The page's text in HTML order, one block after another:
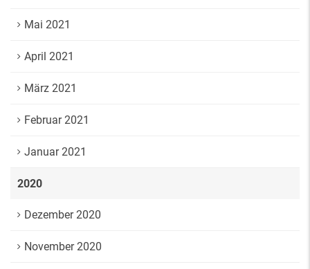
Mai 2021
April 2021
März 2021
Februar 2021
Januar 2021
2020
Dezember 2020
November 2020